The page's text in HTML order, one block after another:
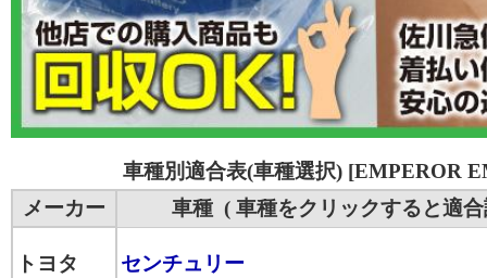
車種別適合表(車種選択) [EMPEROR
メーカー
車種 ( 車種をクリックすると適
トヨタ センチュリー